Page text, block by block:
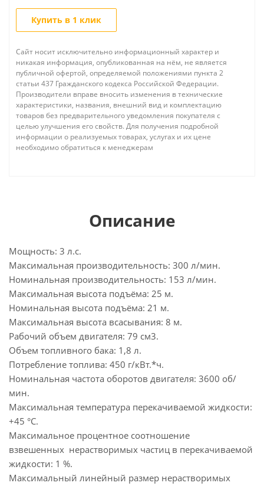
Купить в 1 клик
Сайт носит исключительно информационный характер и
никакая информация, опубликованная на нём, не является
публичной офертой, определяемой положениями пункта 2
статьи 437 Гражданского кодекса Российской Федерации.
Производители вправе вносить изменения в технические
характеристики, названия, внешний вид и комплектацию
товаров без предварительного уведомления покупателя с
целью улучшения его свойств. Для получения подробной
информации о реализуемых товарах, услугах и их цене
необходимо обратиться к менеджерам
Описание
Мощность: 3 л.с.
Максимальная производительность: 300 л/мин.
Номинальная производительность: 153 л/мин.
Максимальная высота подъёма: 25 м.
Номинальная высота подъёма: 21 м.
Максимальная высота всасывания: 8 м.
Рабочий объем двигателя: 79 см3.
Объем топливного бака: 1,8 л.
Потребление топлива: 450 г/кВт.*ч.
Номинальная частота оборотов двигателя: 3600 об/
мин.
Максимальная температура перекачиваемой жидкости:
+45 °С.
Максимальное процентное соотношение
взвешенных нерастворимых частиц в перекачиваемой
жидкости: 1 %.
Максимальный линейный размер нерастворимых